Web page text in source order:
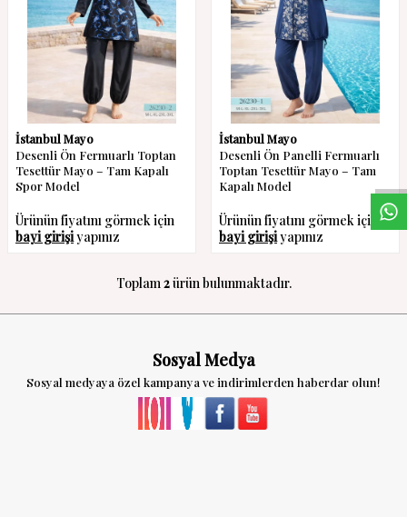
WhasappDesteHatt
İstanbul Mayo
Desenli Ön Fermuarlı Toptan
Tesettür Mayo – Tam Kapalı
Spor Model
Ürünün fiyatını görmek için
bayi girişiyapınız
İstanbul Mayo
Desenli Ön Panelli Fermuarlı
Toptan Tesettür Mayo – Tam
Kapalı Model
Ürünün fiyatını görmek için
bayi girişiyapınız
Toplam2ürün bulunmaktadır.
Sosyal Medya
Sosyal medyaya özel kampanya ve indirimlerden haberdar olun!